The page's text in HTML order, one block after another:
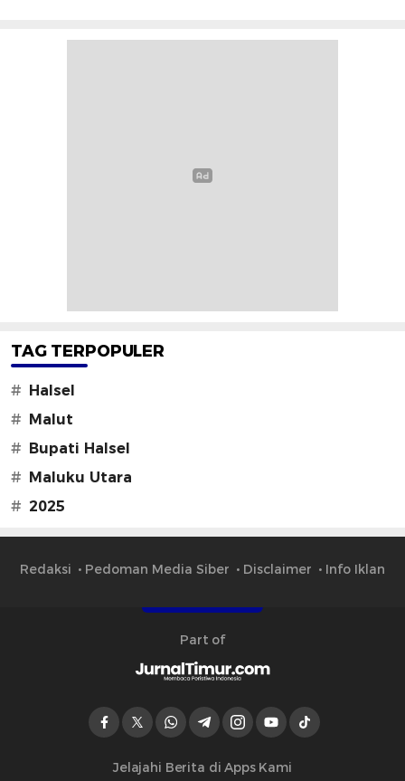
TAG TERPOPULER
#
Halsel
#
Malut
#
Bupati Halsel
#
Maluku Utara
# 2025
Redaksi Pedoman Media Siber Disclaimer Info Iklan
Part of
Jelajahi Berita di Apps Kami